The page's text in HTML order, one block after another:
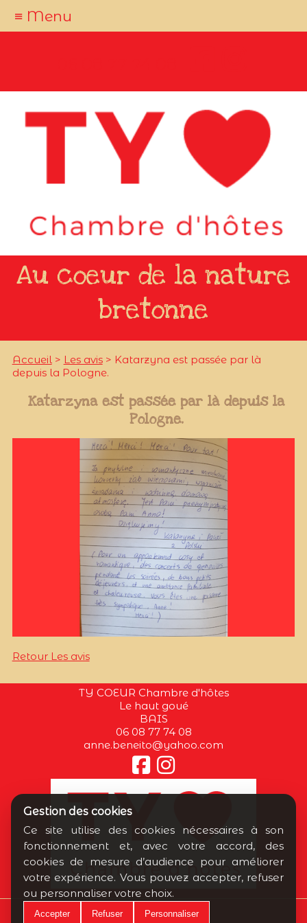
Au coeur de la nature
bretonne
≡ Menu
Accueil> Les avis> Katarzyna est passée par là
depuis la Pologne.
Katarzyna est passée par là depuis la
Pologne.
Retour Les avis
TY COEUR Chambre d'hôtes
Le haut goué
BAIS
06 08 77 74 08
anne.beneito@yahoo.com
Contactez-nous
Gestion des cookies
Ce site utilise des cookies nécessaires à son
fonctionnement et, avec votre accord, des
cookies de mesure d’audience pour améliorer
votre expérience. Vous pouvez accepter, refuser
ou personnaliser votre choix.
Accepter Refuser Personnaliser